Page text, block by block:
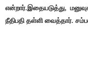
என்றார்.இதையடுத்து,
நீதிபதி தள்ளி வைத்தார்.